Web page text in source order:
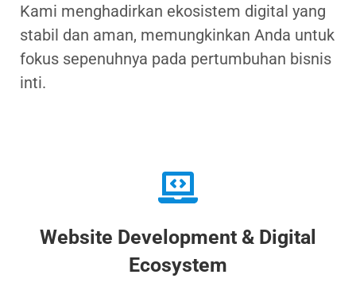
Kami menghadirkan ekosistem digital yang
stabil dan aman, memungkinkan Anda untuk
fokus sepenuhnya pada pertumbuhan bisnis
inti.
Website Development & Digital
Ecosystem